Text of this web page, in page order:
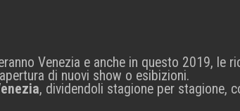
Venezia e anche in questo 2019, le
di nuovi show o esibizioni.
, dividendoli stagione per stagione,